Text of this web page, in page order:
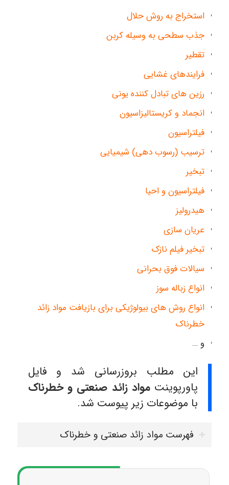
استخراج به روش حلال
جذب سطحی به وسیله کربن
تقطیر
فرایندهای غشایی
رزین های تبادل کننده یونی
انجماد و کریستالیزاسیون
فیلتراسیون
ترسیب (رسوب دهی) شیمیایی
تبخیر
فیلتراسیون و احیا
هیدرولیز
عریان سازی
تبخیر فیلم نازک
سیالات فوق بحرانی
انواع زباله سوز
انواع روش های بیولوژیکی برای بازیافت مواد زائد
خطرناک
و …
این مطلب بروزرسانی شد و فایل
پاورپوینت مواد زائد صنعتی و خطرناک
با موضوعات زیر پیوست شد.
فهرست مواد زائد صنعتی و خطرناک